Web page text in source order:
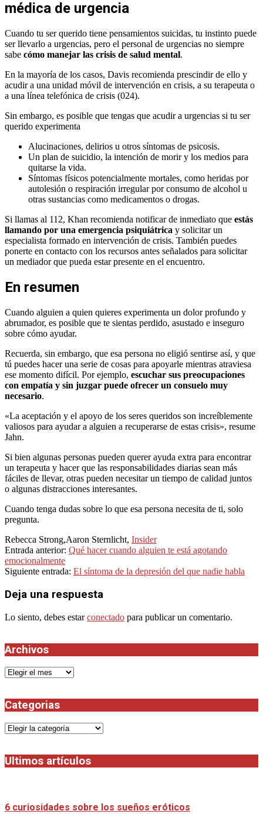
médica de urgencia
Cuando tu ser querido tiene pensamientos suicidas, tu instinto puede
ser llevarlo a urgencias, pero el personal de urgencias no siempre
sabe cómo manejar las crisis de salud mental.
En la mayoría de los casos, Davis recomienda prescindir de ello y
acudir a una unidad móvil de intervención en crisis, a su terapeuta o
a una línea telefónica de crisis (024).
Sin embargo, es posible que tengas que acudir a urgencias si tu ser
querido experimenta
Alucinaciones, delirios u otros síntomas de psicosis.
Un plan de suicidio, la intención de morir y los medios para
quitarse la vida.
Síntomas físicos potencialmente mortales, como heridas por
autolesión o respiración irregular por consumo de alcohol u
otras sustancias como medicamentos o drogas.
Si llamas al 112, Khan recomienda notificar de inmediato que estás
llamando por una emergencia psiquiátrica y solicitar un
especialista formado en intervención de crisis. También puedes
ponerte en contacto con los recursos antes señalados para solicitar
un mediador que pueda estar presente en el encuentro.
En resumen
Cuando alguien a quien quieres experimenta un dolor profundo y
abrumador, es posible que te sientas perdido, asustado e inseguro
sobre cómo ayudar.
Recuerda, sin embargo, que esa persona no eligió sentirse así, y que
tú puedes hacer una serie de cosas para apoyarle mientras atraviesa
ese momento difícil. Por ejemplo, escuchar sus preocupaciones
con empatía y sin juzgar puede ofrecer un consuelo muy
necesario.
«La aceptación y el apoyo de los seres queridos son increíblemente
valiosos para ayudar a alguien a recuperarse de estas crisis», resume
Jahn.
Si bien algunas personas pueden querer ayuda extra para encontrar
un terapeuta y hacer que las responsabilidades diarias sean más
fáciles de llevar, otras pueden necesitar un tiempo de calidad juntos
o algunas distracciones interesantes.
Cuando tenga dudas sobre lo que esa persona necesita de ti, solo
pregunta.
Rebecca Strong,Aaron Sternlicht, Insider
2022-
10-
29
Entrada anterior: Qué hacer cuando alguien te está agotando
emocionalmente
Siguiente entrada: El síntoma de la depresión del que nadie habla
Deja una respuesta
Lo siento, debes estarconectado para publicar un comentario.
Archivos
Archivos
Categorias
Categorias
Ultimos artículos
6 curiosidades sobre los sueños eróticos